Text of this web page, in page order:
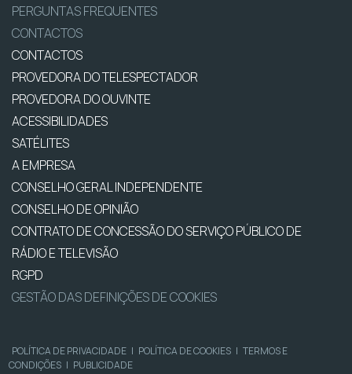
PERGUNTAS FREQUENTES
CONTACTOS
CONTACTOS
PROVEDORA DO TELESPECTADOR
PROVEDORA DO OUVINTE
ACESSIBILIDADES
SATÉLITES
A EMPRESA
CONSELHO GERAL INDEPENDENTE
CONSELHO DE OPINIÃO
CONTRATO DE CONCESSÃO DO SERVIÇO PÚBLICO DE
RÁDIO E TELEVISÃO
RGPD
GESTÃO DAS DEFINIÇÕES DE COOKIES
POLÍTICA DE PRIVACIDADE | POLÍTICA DE COOKIES | TERMOS E
CONDIÇÕES | PUBLICIDADE